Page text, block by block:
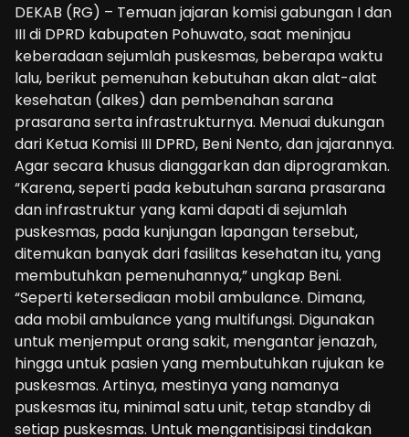
DEKAB (RG) – Temuan jajaran komisi gabungan I dan
III di DPRD kabupaten Pohuwato, saat meninjau
keberadaan sejumlah puskesmas, beberapa waktu
lalu, berikut pemenuhan kebutuhan akan alat-alat
kesehatan (alkes) dan pembenahan sarana
prasarana serta infrastrukturnya. Menuai dukungan
dari Ketua Komisi III DPRD, Beni Nento, dan jajarannya.
Agar secara khusus dianggarkan dan diprogramkan.
“Karena, seperti pada kebutuhan sarana prasarana
dan infrastruktur yang kami dapati di sejumlah
puskesmas, pada kunjungan lapangan tersebut,
ditemukan banyak dari fasilitas kesehatan itu, yang
membutuhkan pemenuhannya,” ungkap Beni.
“Seperti ketersediaan mobil ambulance. Dimana,
ada mobil ambulance yang multifungsi. Digunakan
untuk menjemput orang sakit, mengantar jenazah,
hingga untuk pasien yang membutuhkan rujukan ke
puskesmas. Artinya, mestinya yang namanya
puskesmas itu, minimal satu unit, tetap standby di
setiap puskesmas. Untuk mengantisipasi tindakan